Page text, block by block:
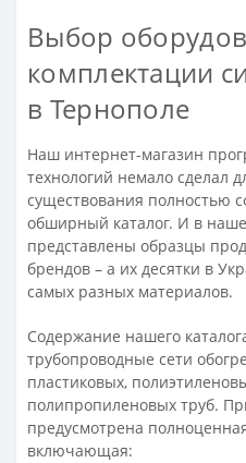
Выбор
комплектации
в Тернополе
Наш интернет-магазин
технологий немало сделал
существования полностью
обширный каталог. И в
представлены образцы
брендов – а их десятки в
самых разных материалов.
Содержание нашего
трубопроводные сети
пластиковых,
полипропиленовых труб.
предусмотрена
включающая: